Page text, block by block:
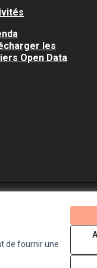
de fournir une
les
Open Data